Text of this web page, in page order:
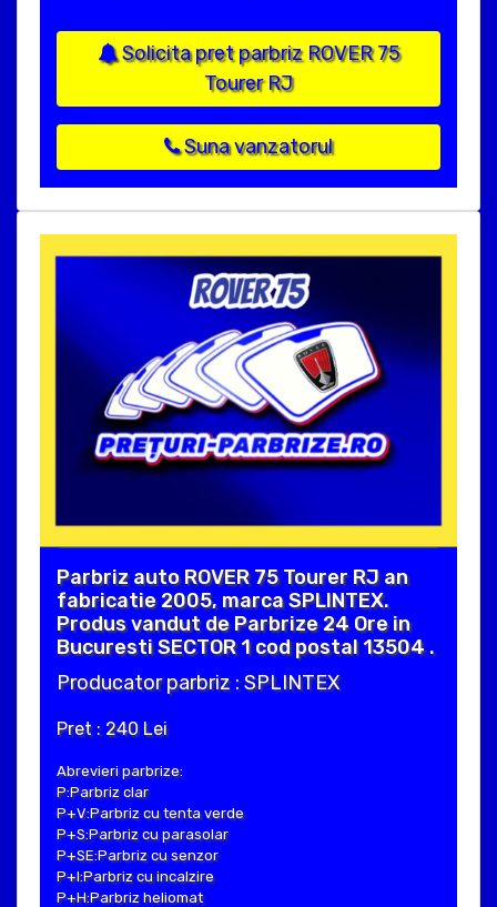
Solicita pret parbriz ROVER 75
Tourer RJ
Suna vanzatorul
Parbriz auto ROVER 75 Tourer RJ an
fabricatie 2005, marca SPLINTEX.
Produs vandut de Parbrize 24 Ore in
Bucuresti SECTOR 1 cod postal 13504 .
Producator parbriz : SPLINTEX
Pret : 240 Lei
Abrevieri parbrize:
P:Parbriz clar
P+V:Parbriz cu tenta verde
P+S:Parbriz cu parasolar
P+SE:Parbriz cu senzor
P+I:Parbriz cu incalzire
P+H:Parbriz heliomat